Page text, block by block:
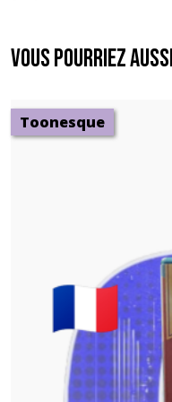
Vous pourriez
Toonesque